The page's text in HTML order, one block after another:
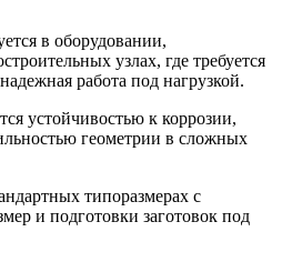
в оборудовании,
узлах, где требуется
работа под нагрузкой.
устойчивостью к коррозии,
геометрии в сложных
типоразмерах с
и подготовки заготовок под